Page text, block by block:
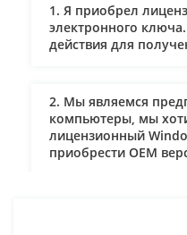
1. Я приобрел
электронного
действия для
2. Мы являемся
компьютеры, мы
лицензионный
приобрести ОЕM